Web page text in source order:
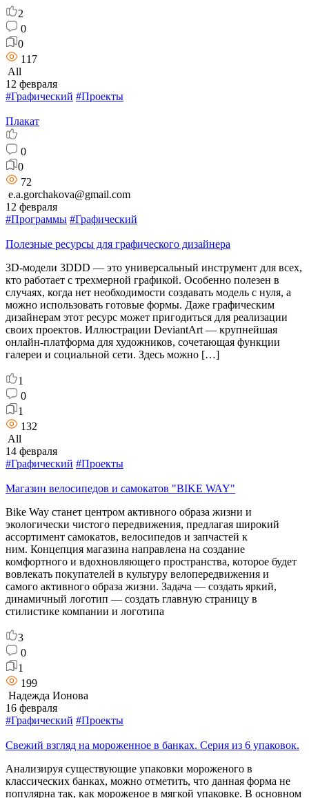
2
0
0
117
All
12 февраля
#Графический #Проекты
Плакат
0
0
72
e.a.gorchakova@gmail.com
12 февраля
#Программы #Графический
Полезные ресурсы для графического дизайнера
3D-модели 3DDD — это универсальный инструмент для всех,
кто работает с трехмерной графикой. Особенно полезен в
случаях, когда нет необходимости создавать модель с нуля, а
можно использовать готовые формы. Даже графическим
дизайнерам этот ресурс может пригодиться для реализации
своих проектов. Иллюстрации DeviantArt — крупнейшая
онлайн-платформа для художников, сочетающая функции
галереи и социальной сети. Здесь можно […]
1
0
1
132
All
14 февраля
#Графический #Проекты
Магазин велосипедов и самокатов "BIKE WAY"
Bike Way станет центром активного образа жизни и
экологически чистого передвижения, предлагая широкий
ассортимент самокатов, велосипедов и запчастей к
ним. Концепция магазина направлена на создание
комфортного и вдохновляющего пространства, которое будет
вовлекать покупателей в культуру велопередвижения и
самого активного образа жизни. Задача — создать яркий,
динамичный логотип — создать главную страницу в
стилистике компании и логотипа
3
0
1
199
Надежда Ионова
16 февраля
#Графический #Проекты
Свежий взгляд на мороженное в банках. Серия из 6 упаковок.
Анализируя существующие упаковки мороженого в
классических банках, можно отметить, что данная форма не
популярна так, как мороженое в мягкой упаковке. В основном